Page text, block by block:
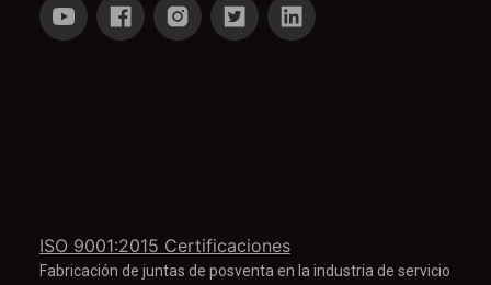
ISO 9001:2015 Certificaciones
Fabricación de juntas de posventa en la industria de servicio